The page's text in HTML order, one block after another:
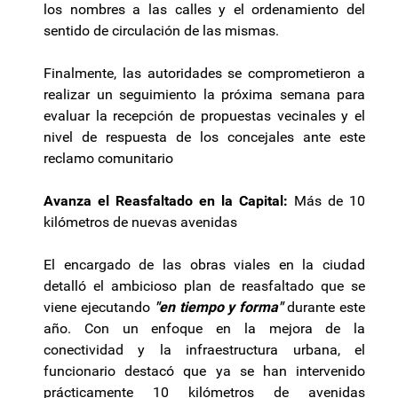
los nombres a las calles y el ordenamiento del
sentido de circulación de las mismas.
Finalmente, las autoridades se comprometieron a
realizar un seguimiento la próxima semana para
evaluar la recepción de propuestas vecinales y el
nivel de respuesta de los concejales ante este
reclamo comunitario
Avanza el Reasfaltado en la Capital: Más de 10
kilómetros de nuevas avenidas
El encargado de las obras viales en la ciudad
detalló el ambicioso plan de reasfaltado que se
viene ejecutando "en tiempo y forma"durante este
año. Con un enfoque en la mejora de la
conectividad y la infraestructura urbana, el
funcionario destacó que ya se han intervenido
prácticamente 10 kilómetros de avenidas